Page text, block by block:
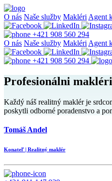
O nás Naše služby Makléri Agent
+421 908 560 294
O nás Naše služby Makléri Agent
+421 908 560 294
Profesionálni
Každý náš realitný maklér je
poskytli odborné poradenstvo a
Tomáš Andel
Konateľ | Realitný maklér